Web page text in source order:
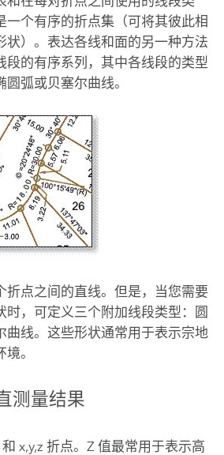
一个有序的折点集（可将其彼此相
状）。表达各线和面的另一种方法
段的有序系列，其中各线段的类型
弧或贝塞尔曲线。
折点之间的直线。但是，当您需要
时，可定义三个附加线段类型：圆
曲线。这些形状通常用于表示宗地
。
测量结果
x,y,z 折点。Z 值最常用于表示高